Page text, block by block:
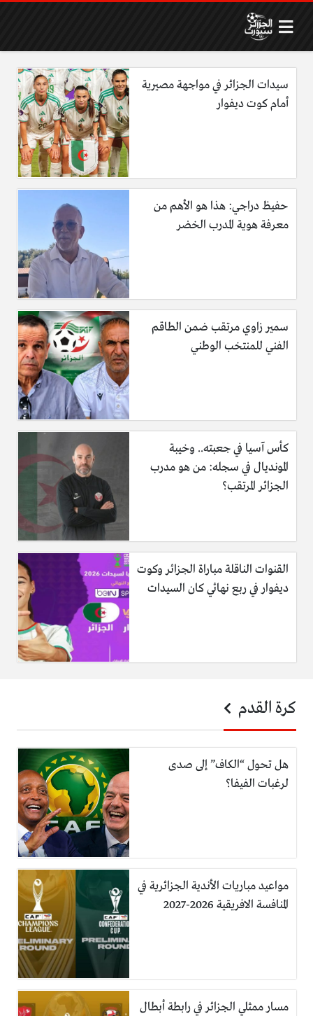
سيدات الجزائر في مواجهة مصيرية
أمام كوت ديفوار
حفيظ دراجي: هذا هو الأهم من
معرفة هوية المدرب الخضر
سمير زاوي مرتقب ضمن الطاقم
الفني للمنتخب الوطني
كأس آسيا في جعبته.. وخيبة
المونديال في سجله: من هو مدرب
الجزائر المرتقب؟
القنوات الناقلة مباراة الجزائر وكوت
ديفوار في ربع نهائي كان السيدات
كرة القدم
هل تحول “الكاف” إلى صدى
لرغبات الفيفا؟
مواعيد مباريات الأندية الجزائرية في
المنافسة الافريقية 2026-2027
مسار ممثلي الجزائر في رابطة أبطال